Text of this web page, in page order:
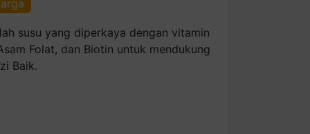
susu yang diperkaya dengan vitamin
Folat, dan Biotin untuk mendukung
Baik.